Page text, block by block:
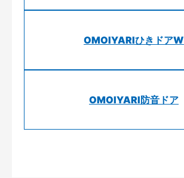
OMOIYARIひきドアW
OMOIYARI防音ドア